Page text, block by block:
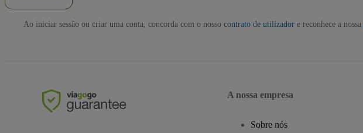
Ao iniciar sessão ou criar uma conta, concorda com o nosso contrato de utilizadore reconhece a nossa
A nossa empresa
Sobre nós